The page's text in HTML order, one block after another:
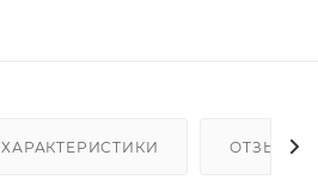
ХАРАКТЕРИСТИКИ ОТЗЫВЫ